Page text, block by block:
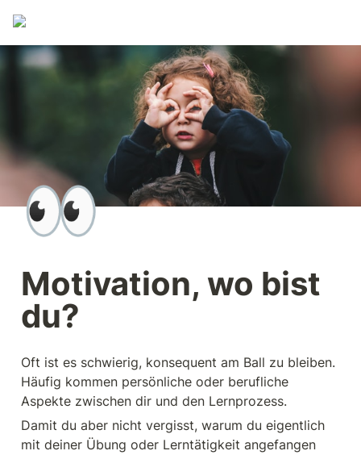
👀
Motivation, wo bist
du?
Oft ist es schwierig, konsequent am Ball zu bleiben.
Häufig kommen persönliche oder berufliche
Aspekte zwischen dir und den Lernprozess.
Damit du aber nicht vergisst, warum du eigentlich
mit deiner Übung oder Lerntätigkeit angefangen